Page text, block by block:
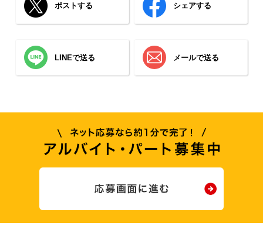
ポストする シェアする
LINEで送る メールで送る